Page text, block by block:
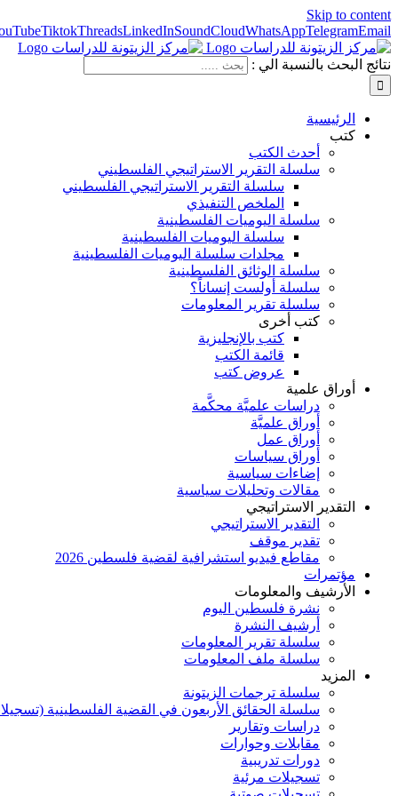
Skip to content
TiktokThreadsLinkedInSoundCloudWhatsAppTelegramEmail
نتائج البحث بالنسبة الي :
الرئيسية
كتب
أحدث الكتب
سلسلة التقرير الاستراتيجي الفلسطيني
سلسلة التقرير الاستراتيجي الفلسطيني
الملخص التنفيذي
سلسلة اليوميات الفلسطينية
سلسلة اليوميات الفلسطينية
مجلدات سلسلة اليوميات الفلسطينية
سلسلة الوثائق الفلسطينية
سلسلة أولست إنساناً؟
سلسلة تقرير المعلومات
كتب أخرى
كتب بالإنجليزية
قائمة الكتب
عروض كتب
أوراق علمية
دراسات علميَّة محكَّمة
أوراق علميَّة
أوراق عمل
أوراق سياسات
إضاءات سياسية
مقالات وتحليلات سياسية
التقدير الاستراتيجي
التقدير الاستراتيجي
تقدير موقف
مقاطع فيديو استشرافية لقضية فلسطين 2026
مؤتمرات
الأرشيف والمعلومات
نشرة فلسطين اليوم
أرشيف النشرة
سلسلة تقرير المعلومات
سلسلة ملف المعلومات
المزيد
سلسلة ترجمات الزيتونة
سلسلة الحقائق الأربعون في القضية الفلسطينية
دراسات وتقارير
مقابلات وحوارات
دورات تدريبية
تسجيلات مرئية